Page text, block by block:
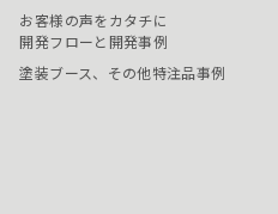
お客様の声をカタチに
開発フローと開発事例
塗装ブース、その他特注品事例